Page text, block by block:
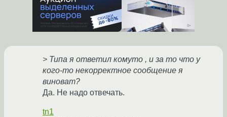
> Типа я ответил комуто , и за то что у
кого-то некорректное сообщение я
виноват?
Да. Не надо отвечать.
tn1